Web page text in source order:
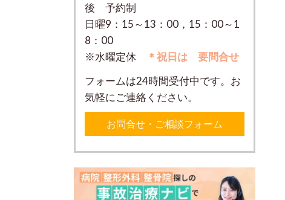
後 予約制
日曜9：15～13：00，15：00～1
8：00
※水曜定休
＊祝日は 要問合せ
フォームは24時間受付中です。お
気軽にご連絡ください。
お問合せ・ご相談フォーム